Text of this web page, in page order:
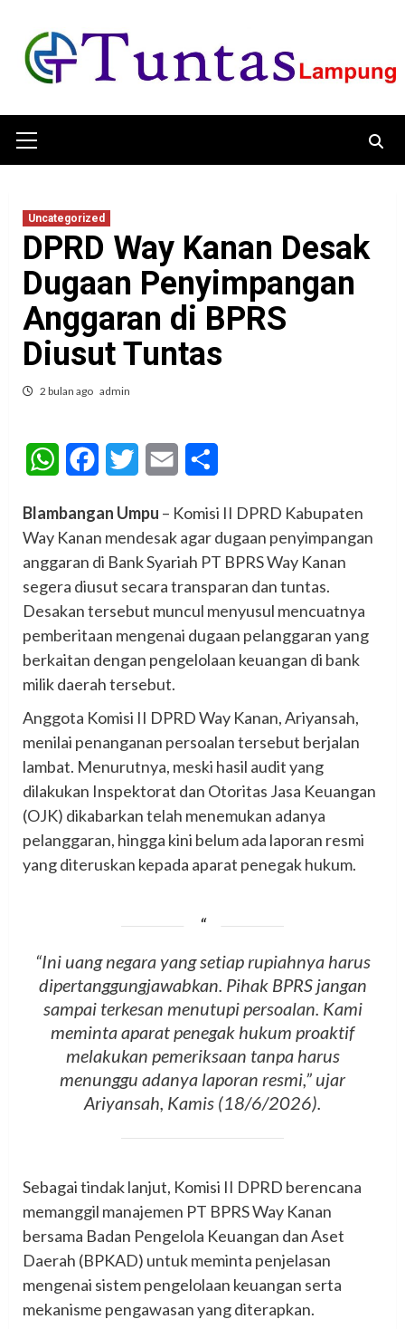
content
Menu
Uncategorized
DPRD Way Kanan Desak
Dugaan Penyimpangan
Anggaran di BPRS
Diusut Tuntas
2 bulan ago admin
WhatsAppFacebookTwitter Email
Blambangan Umpu – Komisi II DPRD Kabupaten
Way Kanan mendesak agar dugaan penyimpangan
anggaran di Bank Syariah PT BPRS Way Kanan
segera diusut secara transparan dan tuntas.
Desakan tersebut muncul menyusul mencuatnya
pemberitaan mengenai dugaan pelanggaran yang
berkaitan dengan pengelolaan keuangan di bank
milik daerah tersebut.
Anggota Komisi II DPRD Way Kanan, Ariyansah,
menilai penanganan persoalan tersebut berjalan
lambat. Menurutnya, meski hasil audit yang
dilakukan Inspektorat dan Otoritas Jasa Keuangan
(OJK) dikabarkan telah menemukan adanya
pelanggaran, hingga kini belum ada laporan resmi
yang diteruskan kepada aparat penegak hukum.
“Ini uang negara yang setiap rupiahnya harus
dipertanggungjawabkan. Pihak BPRS jangan
sampai terkesan menutupi persoalan. Kami
meminta aparat penegak hukum proaktif
melakukan pemeriksaan tanpa harus
menunggu adanya laporan resmi,” ujar
Ariyansah, Kamis (18/6/2026).
Sebagai tindak lanjut, Komisi II DPRD berencana
memanggil manajemen PT BPRS Way Kanan
bersama Badan Pengelola Keuangan dan Aset
Daerah (BPKAD) untuk meminta penjelasan
mengenai sistem pengelolaan keuangan serta
mekanisme pengawasan yang diterapkan.